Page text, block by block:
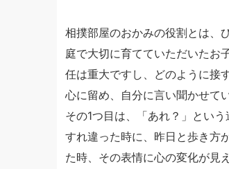
相撲部屋のおかみの役割とは、
庭で大切に育てていただいたお
任は重大ですし、どのように接
心に留め、自分に言い聞かせて
その1つ目は、「あれ？」という
すれ違った時に、昨日と歩き方
た時、その表情に心の変化が見